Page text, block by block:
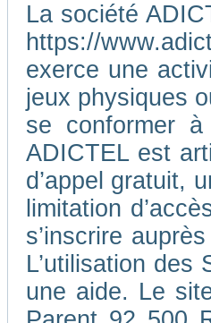
La société
https://
exerce une
jeux physiques
se conformer
ADICTEL est
d’appel gratuit,
limitation
s’inscrire
L’utilisation
une aide. Le